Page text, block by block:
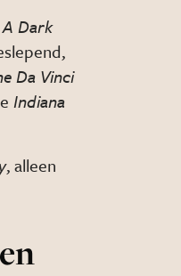
Dark
Da Vinci
Indiana
, alleen